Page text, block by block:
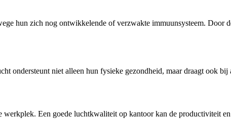
hun zich nog ontwikkelende of verzwakte immuunsysteem. Door
ondersteunt niet alleen hun fysieke gezondheid, maar draagt ook
Een goede luchtkwaliteit op kantoor kan de productiviteit